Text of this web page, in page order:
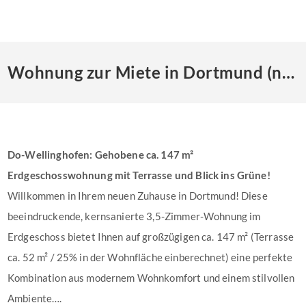
Wohnung zur Miete in Dortmund (nicht mehr verfügbar)
Do-Wellinghofen: Gehobene ca. 147 m²
Erdgeschosswohnung mit Terrasse und Blick ins Grüne!
Willkommen in Ihrem neuen Zuhause in Dortmund! Diese
beeindruckende, kernsanierte 3,5-Zimmer-Wohnung im
Erdgeschoss bietet Ihnen auf großzügigen ca. 147 m² (Terrasse
ca. 52 m² / 25% in der Wohnfläche einberechnet) eine perfekte
Kombination aus modernem Wohnkomfort und einem stilvollen
Ambiente….